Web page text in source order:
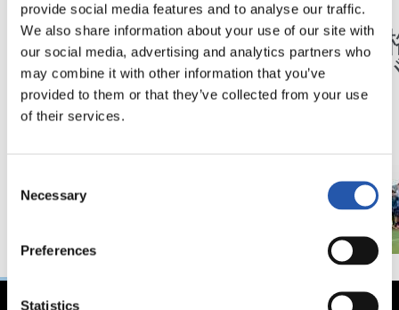
provide social media features and to analyse our traffic.
We also share information about your use of our site with
our social media, advertising and analytics partners who
may combine it with other information that you’ve
provided to them or that they’ve collected from your use
of their services.
Selection
Necessary
Preferences
Statistics
サンセ
サッカー、仲間、そ
して家族
サンセ
2部昇
ンセ